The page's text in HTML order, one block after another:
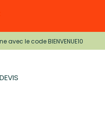
avec le code BIENVENUE10
DEVIS